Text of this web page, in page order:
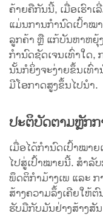
ຄ້າຍຄືກັນນີ້, ເມື່ອເຮົາ
ແມ່ນການກຳນົດເປົ້າໝ
ລູກຄ້າ ຫຼື ແກ້ບັນຫາຫຍຸ້
ກຳນົດຊັດເຈນເທົ່າໃດ,
ນັ້ນກໍຍິ່ງຈະງ່າຍຂຶ້ນເທົ່
ມີໂອກາດສູງຂຶ້ນໄປນຳ.
ປະຕິບັດຕາມຫຼັກ
ເມື່ອໄດ້ກຳນົດເປົ້າໝາ
ໄປສູ່ເປົ້າໝາຍນີ້. ສຳລັ
ພຶດຕິກຳມ້າງເພ ແລະ
ສ້າງຄວາມລຶ້ງເຄີຍໃຫ້
ຮັບມືກັບມັນຢ່າງສ້າງສັ